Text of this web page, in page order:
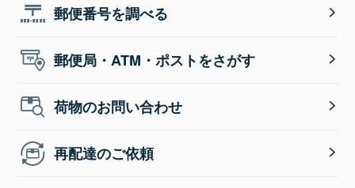
郵便番号を調べる
郵便局・ATM・ポストをさがす
荷物のお問い合わせ
再配達のご依頼